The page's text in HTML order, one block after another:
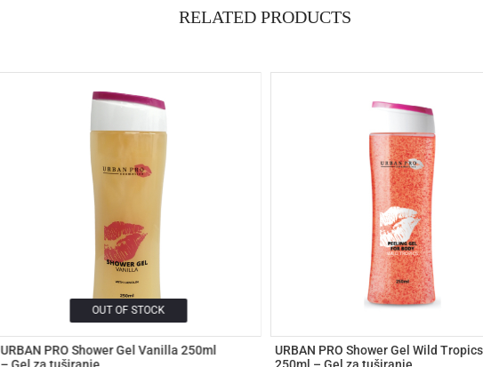
RELATED PRODUCTS
OUT OF STOCK
URBAN PRO Shower Gel Vanilla 250ml
– Gel za tuširanje
URBAN PRO Shower Gel Wild Tropics
250ml – Gel za tuširanje